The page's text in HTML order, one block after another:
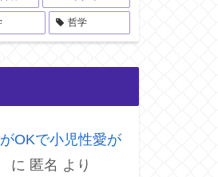
哲学
OKで小児性愛が
に 匿名 より